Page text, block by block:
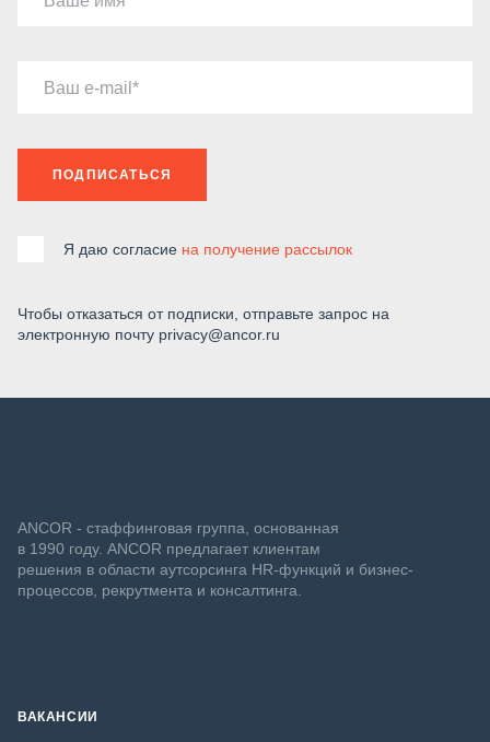
Ваш e-mail
ПОДПИСАТЬСЯ
Я даю согласие на получение рассылок
Чтобы отказаться от подписки, отправьте запрос на
электронную почту privacy@ancor.ru
ANCOR - стаффинговая группа, основанная
в 1990 году. ANCOR предлагает клиентам
решения в области аутсорсинга HR-функций и бизнес-
процессов, рекрутмента и консалтинга.
ВАКАНСИИ